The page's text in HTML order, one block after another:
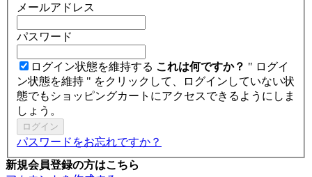
メールアドレス
パスワード
ログイン状態を維持する これは何ですか？ " ログイ
ン状態を維持 " をクリックして、ログインしていない状
態でもショッピングカートにアクセスできるようにしま
しょう。
ログイン
パスワードをお忘れですか？
新規会員登録の方はこちら